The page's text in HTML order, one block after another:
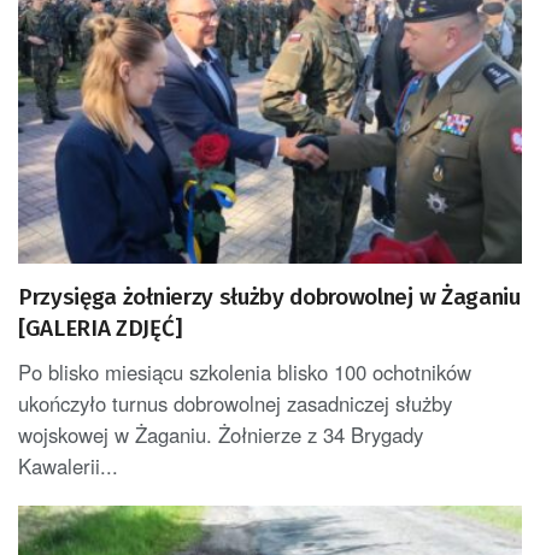
Przysięga żołnierzy służby dobrowolnej w Żaganiu
[GALERIA ZDJĘĆ]
Po blisko miesiącu szkolenia blisko 100 ochotników
ukończyło turnus dobrowolnej zasadniczej służby
wojskowej w Żaganiu. Żołnierze z 34 Brygady
Kawalerii...